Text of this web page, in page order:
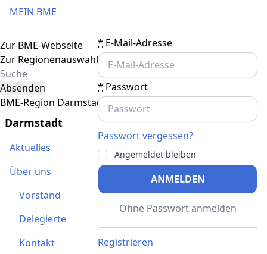
MEIN BME
* E-Mail-Adresse
* Passwort
Passwort vergessen?
Angemeldet bleiben
ANMELDEN
Ohne Passwort anmelden
Registrieren
Toggle navigation
Zur BME-Webseite
Zur Regionenauswahl
Absenden
BME-Region Darmstadt
Darmstadt
Aktuelles
Über uns
Vorstand
Delegierte
Kontakt